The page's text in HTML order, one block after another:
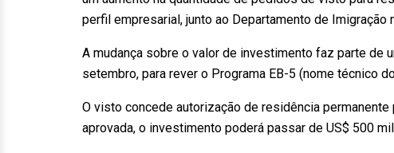
perfil empresarial, junto ao Departamento de Imigração
A mudança sobre o valor de investimento faz parte de
setembro, para rever o Programa EB-5 (nome técnico
O visto concede autorização de residência
aprovada, o investimento poderá passar de US$ 500